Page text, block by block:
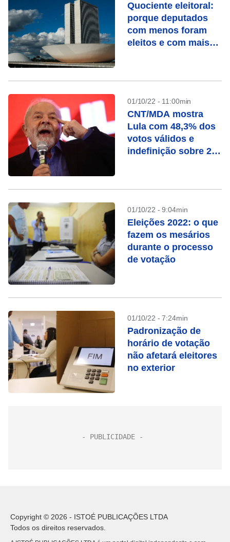
Quociente eleitoral:
porque deputados
com menos foram
eleitos e com mais
01/10/22 - 11:00min
CNT/MDA mostra
Lula com 48,3% dos
votos válidos e
indefinição sobre 2º
01/10/22 - 9:04min
Eleições 2022: o que
fazem os mesários
durante o processo
de votação
01/10/22 - 7:24min
Padronização de
horário de votação
não afetará eleitores
no exterior
Copyright © 2026 - ISTOÉ PUBLICAÇÕES LTDA
Todos os direitos reservados.